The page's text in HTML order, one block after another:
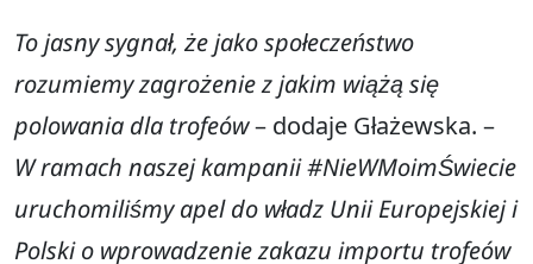
To jasny sygnał, że jako społeczeństwo
rozumiemy zagrożenie z jakim wiążą się
polowania dla trofeów– dodaje Głażewska. –
W ramach naszej kampanii #NieWMoimŚwiecie
uruchomiliśmy apel do władz Unii Europejskiej i
Polski o wprowadzenie zakazu importu trofeów